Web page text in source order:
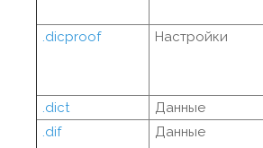
.dicproof
Настройки
.dict
Данные
.dif
Данные